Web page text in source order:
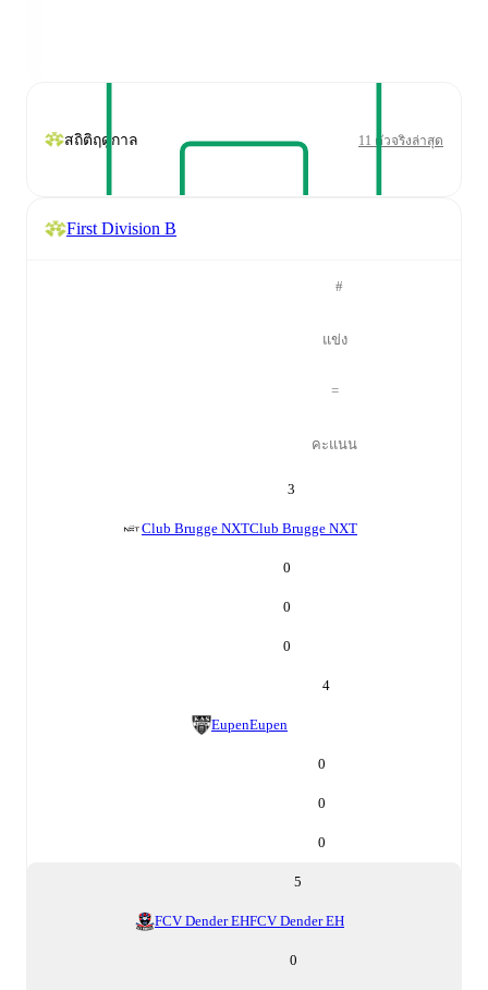
สถิติฤดูกาล 11 ตัวจริงล่าสุด
First Division B
#
แข่ง
=
คะแนน
3
Club Brugge NXTClub Brugge NXT
0
0
0
4
EupenEupen
0
0
0
5
FCV Dender EHFCV Dender EH
0